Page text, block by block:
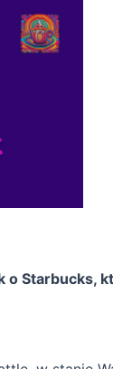
o Starbucks,